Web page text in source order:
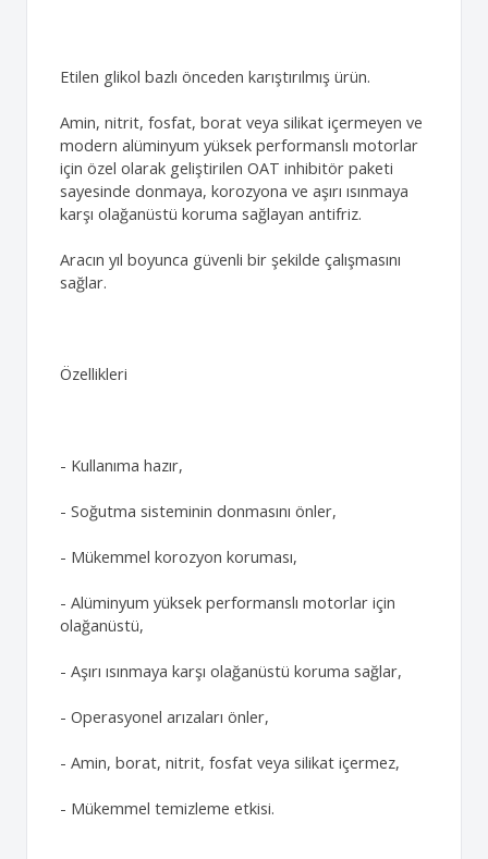
Etilen glikol bazlı önceden karıştırılmış ürün.
Amin, nitrit, fosfat, borat veya silikat içermeyen ve
modern alüminyum yüksek performanslı motorlar
için özel olarak geliştirilen OAT inhibitör paketi
sayesinde donmaya, korozyona ve aşırı ısınmaya
karşı olağanüstü koruma sağlayan antifriz.
Aracın yıl boyunca güvenli bir şekilde çalışmasını
sağlar.
Özellikleri
- Kullanıma hazır,
- Soğutma sisteminin donmasını önler,
- Mükemmel korozyon koruması,
- Alüminyum yüksek performanslı motorlar için
olağanüstü,
- Aşırı ısınmaya karşı olağanüstü koruma sağlar,
- Operasyonel arızaları önler,
- Amin, borat, nitrit, fosfat veya silikat içermez,
- Mükemmel temizleme etkisi.